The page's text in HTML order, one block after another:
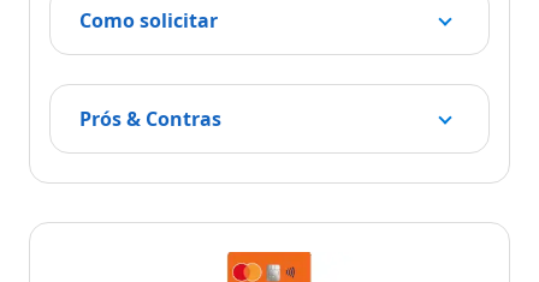
Como solicitar
Prós & Contras